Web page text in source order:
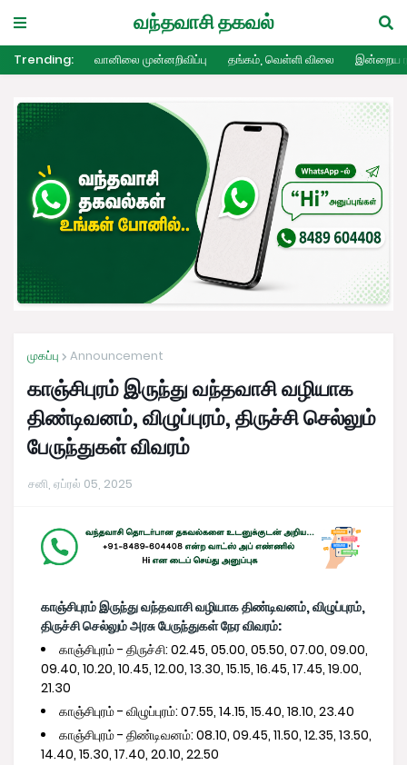
வந்தவாசி தகவல்
Trending: வானிலை முன்னறிவிப்பு தங்கம், வெள்ளி விலை இன்றைய
முகப்பு Announcement
காஞ்சிபுரம் இருந்து வந்தவாசி வழியாக
திண்டிவனம், விழுப்புரம், திருச்சி செல்லும்
பேருந்துகள் விவரம்
சனி, ஏப்ரல் 05, 2025
காஞ்சிபுரம் இருந்து வந்தவாசி வழியாக திண்டிவனம், விழுப்புரம்,
திருச்சி செல்லும் அரசு பேருந்துகள் நேர விவரம்:
காஞ்சிபுரம் - திருச்சி: 02.45, 05.00, 05.50, 07.00, 09.00,
09.40, 10.20, 10.45, 12.00, 13.30, 15.15, 16.45, 17.45, 19.00,
21.30
காஞ்சிபுரம் - விழுப்புரம்: 07.55, 14.15, 15.40, 18.10, 23.40
காஞ்சிபுரம் - திண்டிவனம்: 08.10, 09.45, 11.50, 12.35, 13.50,
14.40, 15.30, 17.40, 20.10, 22.50